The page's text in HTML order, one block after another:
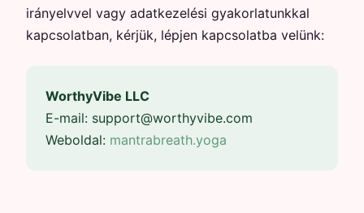
irányelvvel vagy adatkezelési gyakorlatunkkal
kapcsolatban, kérjük, lépjen kapcsolatba velünk:
WorthyVibe LLC
E-mail: support@worthyvibe.com
Weboldal: mantrabreath.yoga